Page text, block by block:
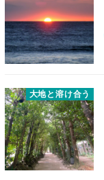
大地と溶け合う